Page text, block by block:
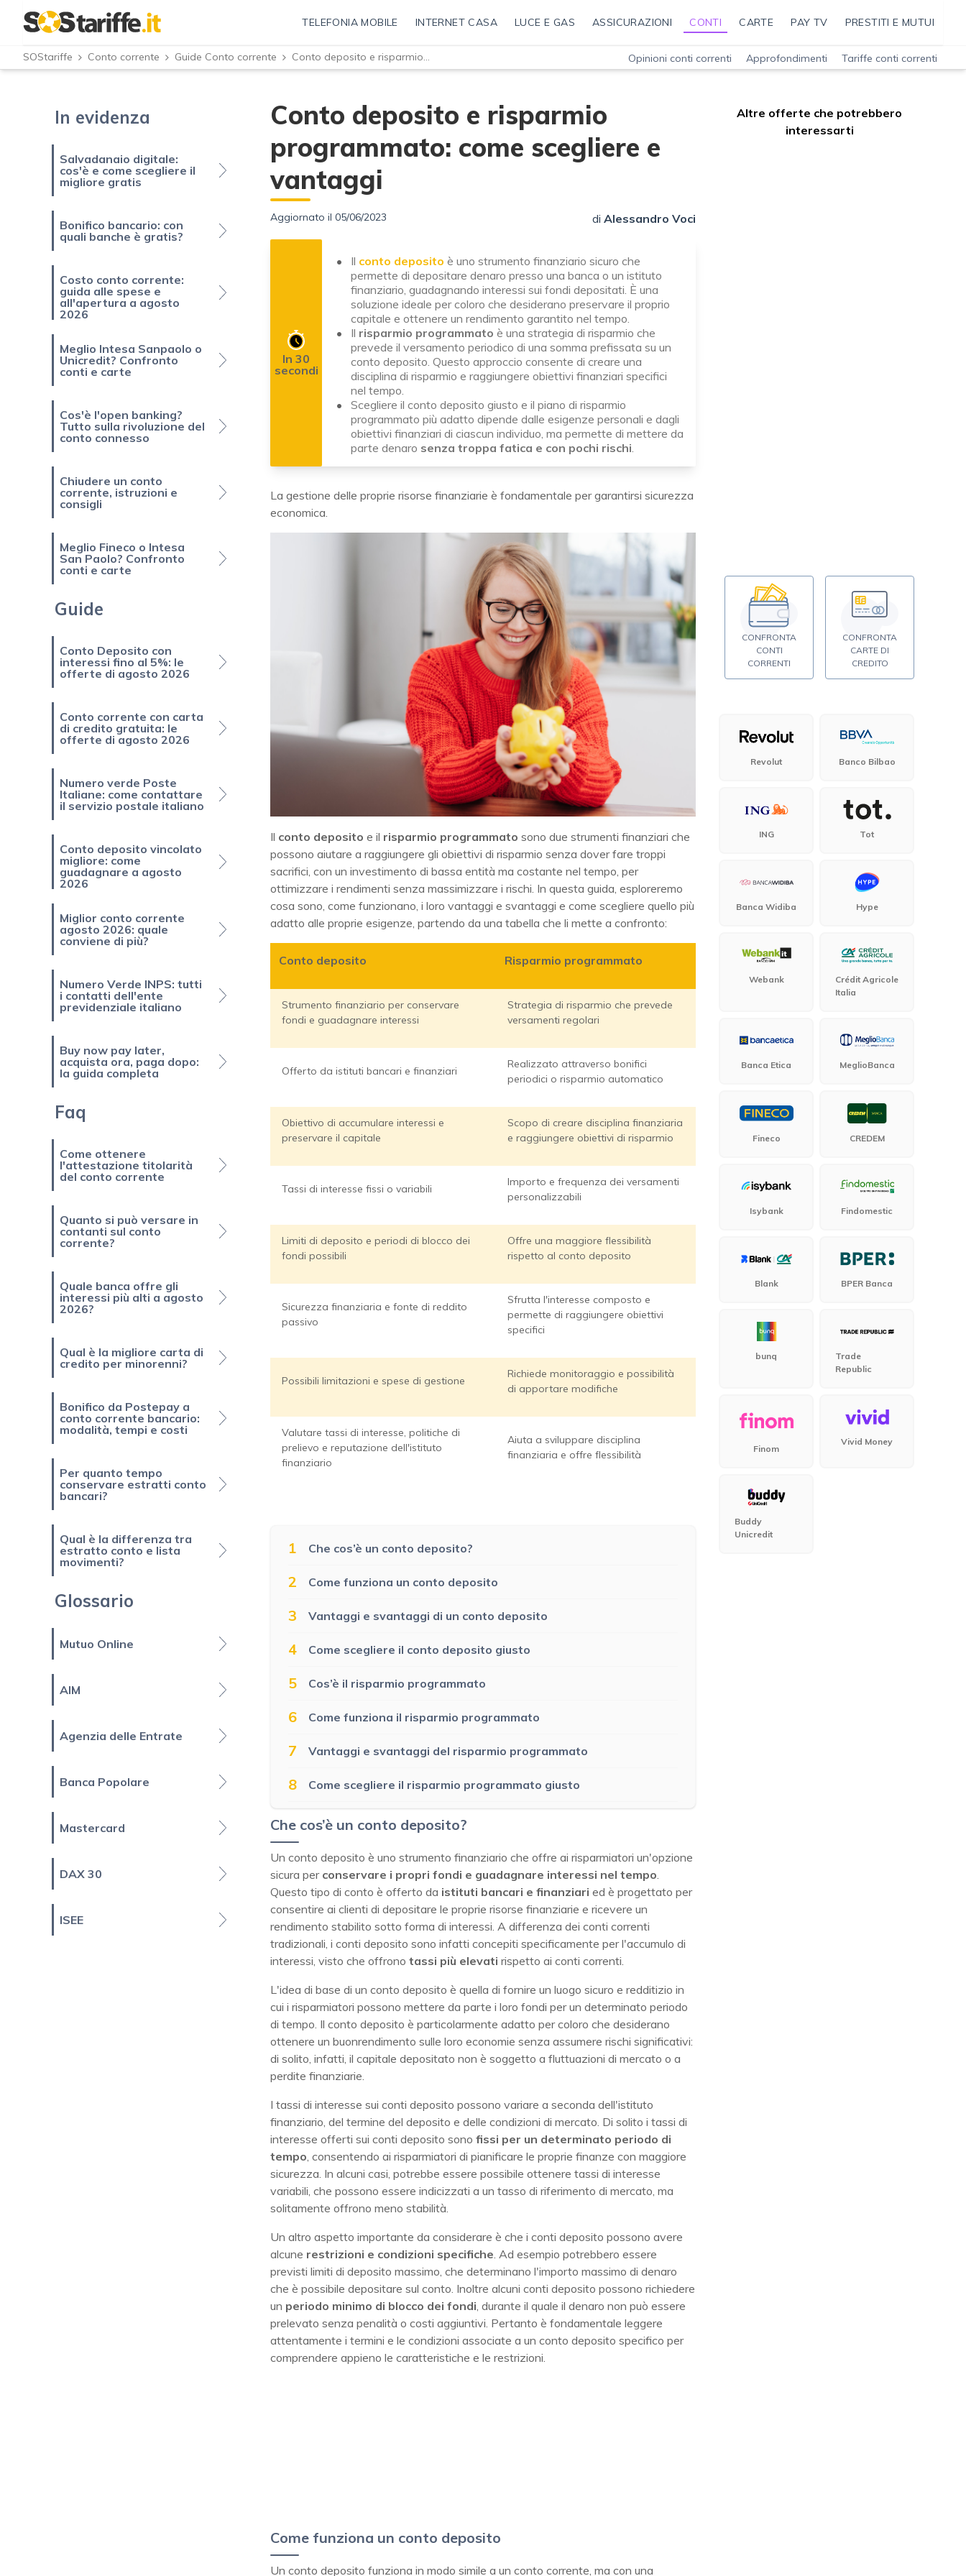
TELEFONIA MOBILE INTERNET CASA LUCE E GAS ASSICURAZIONI CONTI CARTE PAY TV PRESTITI E MUTUI
SOStariffe Conto corrente Guide Conto corrente Conto deposito e risparmio programmato: come scegliere e vantaggi Opinioni conti correnti Approfondimenti Tariffe conti correnti
In evidenza
Salvadanaio digitale:
cos'è e come scegliere il
migliore gratis
Bonifico bancario: con
quali banche è gratis?
Costo conto corrente:
guida alle spese e
all'apertura a agosto
2026
Meglio Intesa Sanpaolo o
Unicredit? Confronto
conti e carte
Cos'è l'open banking?
Tutto sulla rivoluzione del
conto connesso
Chiudere un conto
corrente, istruzioni e
consigli
Meglio Fineco o Intesa
San Paolo? Confronto
conti e carte
Guide
Conto Deposito con
interessi fino al 5%: le
offerte di agosto 2026
Conto corrente con carta
di credito gratuita: le
offerte di agosto 2026
Numero verde Poste
Italiane: come contattare
il servizio postale italiano
Conto deposito vincolato
migliore: come
guadagnare a agosto
2026
Miglior conto corrente
agosto 2026: quale
conviene di più?
Numero Verde INPS: tutti
i contatti dell'ente
previdenziale italiano
Buy now pay later,
acquista ora, paga dopo:
la guida completa
Faq
Come ottenere
l'attestazione titolarità
del conto corrente
Quanto si può versare in
contanti sul conto
corrente?
Quale banca offre gli
interessi più alti a agosto
2026?
Qual è la migliore carta di
credito per minorenni?
Bonifico da Postepay a
conto corrente bancario:
modalità, tempi e costi
Per quanto tempo
conservare estratti conto
bancari?
Qual è la differenza tra
estratto conto e lista
movimenti?
Glossario
Mutuo Online
AIM
Agenzia delle Entrate
Banca Popolare
Mastercard
DAX 30
ISEE
Conto deposito e risparmio
programmato: come scegliere e
vantaggi
Aggiornato il 05/06/2023 di Alessandro Voci
In 30
secondi
Il conto deposito è uno strumento finanziario sicuro che
permette di depositare denaro presso una banca o un istituto
finanziario, guadagnando interessi sui fondi depositati. È una
soluzione ideale per coloro che desiderano preservare il proprio
capitale e ottenere un rendimento garantito nel tempo.
Il risparmio programmato è una strategia di risparmio che
prevede il versamento periodico di una somma prefissata su un
conto deposito. Questo approccio consente di creare una
disciplina di risparmio e raggiungere obiettivi finanziari specifici
nel tempo.
Scegliere il conto deposito giusto e il piano di risparmio
programmato più adatto dipende dalle esigenze personali e dagli
obiettivi finanziari di ciascun individuo, ma permette di mettere da
parte denaro senza troppa fatica e con pochi rischi.
La gestione delle proprie risorse finanziarie è fondamentale per garantirsi sicurezza
economica.
Il conto deposito e il risparmio programmato sono due strumenti finanziari che
possono aiutare a raggiungere gli obiettivi di risparmio senza dover fare troppi
sacrifici, con un investimento di bassa entità ma costante nel tempo, per
ottimizzare i rendimenti senza massimizzare i rischi. In questa guida, esploreremo
cosa sono, come funzionano, i loro vantaggi e svantaggi e come scegliere quello più
adatto alle proprie esigenze, partendo da una tabella che li mette a confronto:
Conto deposito Risparmio programmato
Strumento finanziario per conservare
fondi e guadagnare interessi
Strategia di risparmio che prevede
versamenti regolari
Offerto da istituti bancari e finanziari
Realizzato attraverso bonifici
periodici o risparmio automatico
Obiettivo di accumulare interessi e
preservare il capitale
Scopo di creare disciplina finanziaria
e raggiungere obiettivi di risparmio
Tassi di interesse fissi o variabili
Importo e frequenza dei versamenti
personalizzabili
Limiti di deposito e periodi di blocco dei
fondi possibili
Offre una maggiore flessibilità
rispetto al conto deposito
Sicurezza finanziaria e fonte di reddito
passivo
Sfrutta l'interesse composto e
permette di raggiungere obiettivi
specifici
Possibili limitazioni e spese di gestione
Richiede monitoraggio e possibilità
di apportare modifiche
Valutare tassi di interesse, politiche di
prelievo e reputazione dell'istituto
finanziario
Aiuta a sviluppare disciplina
finanziaria e offre flessibilità
1 Che cos’è un conto deposito?
2 Come funziona un conto deposito
3 Vantaggi e svantaggi di un conto deposito
4 Come scegliere il conto deposito giusto
5 Cos’è il risparmio programmato
6 Come funziona il risparmio programmato
7 Vantaggi e svantaggi del risparmio programmato
8 Come scegliere il risparmio programmato giusto
Che cos’è un conto deposito?
Un conto deposito è uno strumento finanziario che offre ai risparmiatori un'opzione
sicura per conservare i propri fondi e guadagnare interessi nel tempo.
Questo tipo di conto è offerto da istituti bancari e finanziari ed è progettato per
consentire ai clienti di depositare le proprie risorse finanziarie e ricevere un
rendimento stabilito sotto forma di interessi. A differenza dei conti correnti
tradizionali, i conti deposito sono infatti concepiti specificamente per l'accumulo di
interessi, visto che offrono tassi più elevati rispetto ai conti correnti.
L'idea di base di un conto deposito è quella di fornire un luogo sicuro e redditizio in
cui i risparmiatori possono mettere da parte i loro fondi per un determinato periodo
di tempo. Il conto deposito è particolarmente adatto per coloro che desiderano
ottenere un buonrendimento sulle loro economie senza assumere rischi significativi:
di solito, infatti, il capitale depositato non è soggetto a fluttuazioni di mercato o a
perdite finanziarie.
I tassi di interesse sui conti deposito possono variare a seconda dell'istituto
finanziario, del termine del deposito e delle condizioni di mercato. Di solito i tassi di
interesse offerti sui conti deposito sono fissi per un determinato periodo di
tempo, consentendo ai risparmiatori di pianificare le proprie finanze con maggiore
sicurezza. In alcuni casi, potrebbe essere possibile ottenere tassi di interesse
variabili, che possono essere indicizzati a un tasso di riferimento di mercato, ma
solitamente offrono meno stabilità.
Un altro aspetto importante da considerare è che i conti deposito possono avere
alcune restrizioni e condizioni specifiche. Ad esempio potrebbero essere
previsti limiti di deposito massimo, che determinano l'importo massimo di denaro
che è possibile depositare sul conto. Inoltre alcuni conti deposito possono richiedere
un periodo minimo di blocco dei fondi, durante il quale il denaro non può essere
prelevato senza penalità o costi aggiuntivi. Pertanto è fondamentale leggere
attentamente i termini e le condizioni associate a un conto deposito specifico per
comprendere appieno le caratteristiche e le restrizioni.
Come funziona un conto deposito
Un conto deposito funziona in modo simile a un conto corrente, ma con una
Altre offerte che potrebbero
interessarti
CONFRONTA
CONTI
CORRENTI
CONFRONTA
CARTE DI
CREDITO
Revolut Banco Bilbao
ING Tot
Banca Widiba Hype
Webank
Crédit Agricole
Italia
Banca Etica MeglioBanca
Fineco CREDEM
Isybank Findomestic
Blank BPER Banca
bunq
Trade
Republic
Finom
Vivid Money
Buddy
Unicredit